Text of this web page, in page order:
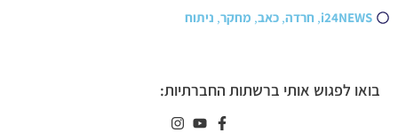
i24NEWS
, חרדה, כאב, מחקר, ניתוח
בואו לפגוש אותי ברשתות החברתיות: